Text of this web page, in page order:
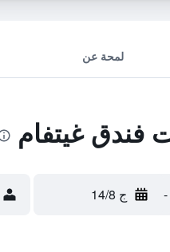
لمحة عن
غيتفام
- ج 14/8